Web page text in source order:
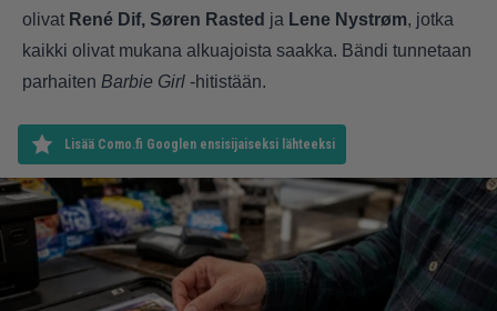
olivat René Dif, Søren Rasted ja Lene Nystrøm, jotka
kaikki olivat mukana alkuajoista saakka. Bändi tunnetaan
parhaiten Barbie Girl -hitistään.
Lisää Como.fi Googlen ensisijaiseksi lähteeksi